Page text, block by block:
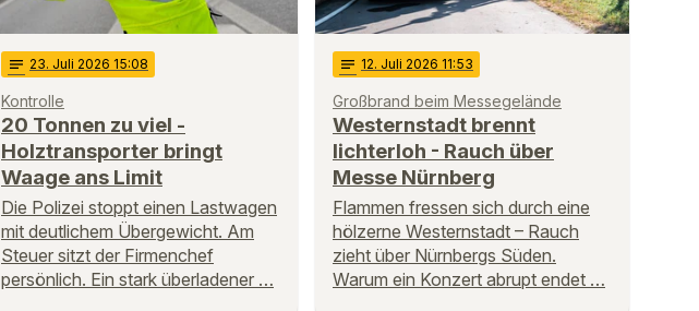
notes 23. Juli 2026 15:08
Kontrolle
20 Tonnen zu viel -
Holztransporter bringt
Waage ans Limit
Die Polizei stoppt einen Lastwagen
mit deutlichem Übergewicht. Am
Steuer sitzt der Firmenchef
persönlich. Ein stark überladener …
notes 12. Juli 2026 11:53
Großbrand beim Messegelände
Westernstadt brennt
lichterloh - Rauch über
Messe Nürnberg
Flammen fressen sich durch eine
hölzerne Westernstadt – Rauch
zieht über Nürnbergs Süden.
Warum ein Konzert abrupt endet …